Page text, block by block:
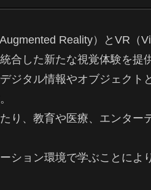
Reality）とVR（
合した新たな視覚体験を提
ジタル情報やオブジェクト
り、教育や医療、エンター
ション環境で学ぶことによ